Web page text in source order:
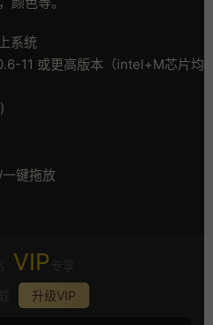
系统
11 或更高版本（intel+M芯片均
键拖放
VIP
升级VIP